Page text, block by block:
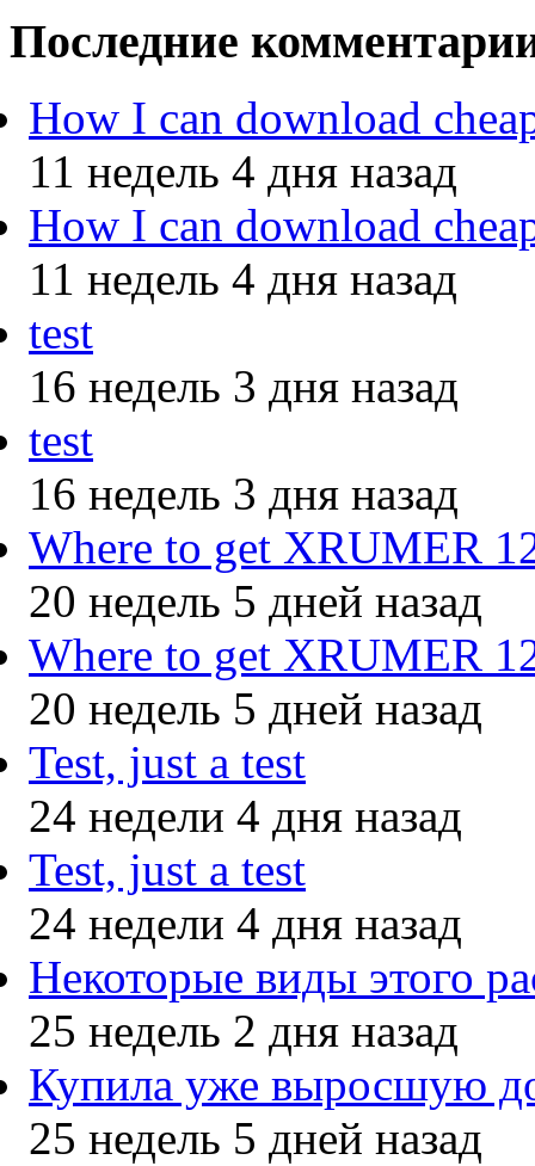
Последние
How I can download
11 недель 4 дня назад
How I can download
11 недель 4 дня назад
test
16 недель 3 дня назад
test
16 недель 3 дня назад
Where to get XRUMER
20 недель 5 дней назад
Where to get XRUMER
20 недель 5 дней назад
Test, just a test
24 недели 4 дня назад
Test, just a test
24 недели 4 дня назад
Некоторые виды этого
25 недель 2 дня назад
Купила уже выросшую
25 недель 5 дней назад